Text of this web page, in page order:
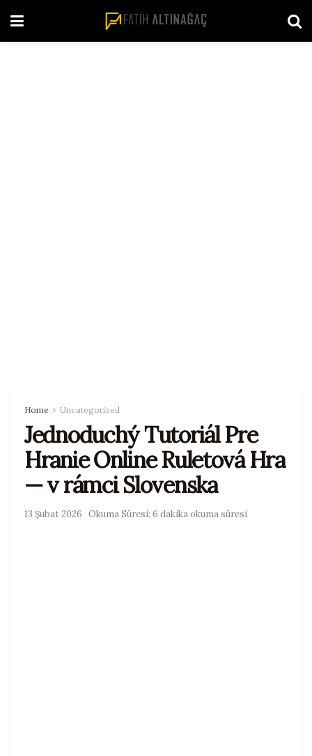
Home Uncategorized
Jednoduchý Tutoriál Pre
Hranie Online Ruletová Hra
— v rámci Slovenska
13 Şubat 2026 Okuma Süresi: 6 dakika okuma süresi